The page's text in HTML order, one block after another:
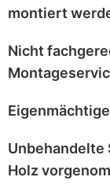
montiert
Nicht
Unbehandelte
Holz